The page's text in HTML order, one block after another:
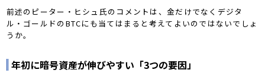
前述のピーター・ヒシュ氏のコメントは、金だけでなくデジタ
ル・ゴールドのBTCにも当てはまると考えてよいのではないでしょ
うか。
年初に暗号資産が伸びやすい「3つの要因」